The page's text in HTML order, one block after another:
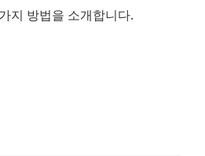
지 방법을 소개합니다.